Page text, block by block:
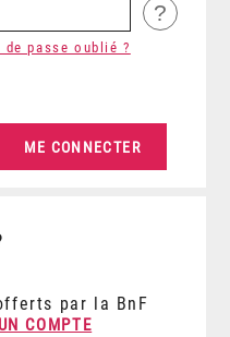
?
de passe oublié ?
par la BnF
COMPTE